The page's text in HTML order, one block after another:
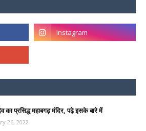
का प्रसिद्ध महाबगढ़ मंदिर, पढ़े इसके बारे में
26, 2022